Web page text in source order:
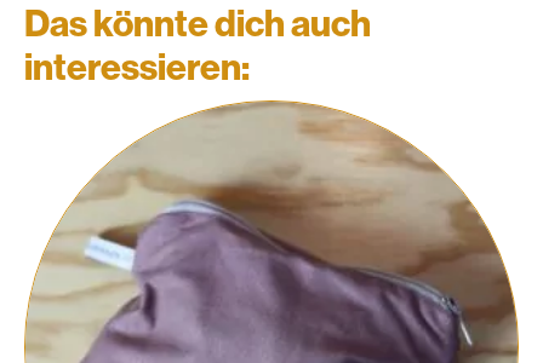
Das könnte dich auch
interessieren: